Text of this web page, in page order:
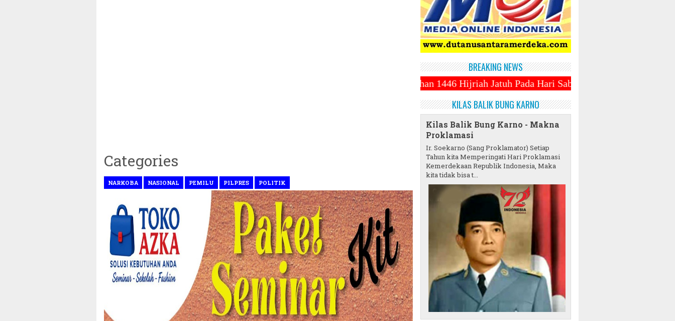
Categories
NARKOBA NASIONAL PEMILU PILPRES POLITIK
BREAKING NEWS
~||~ Muhammadiyah Tetapkan 1 Ramadhan 1446 Hijriah Jatuh Pada Hari Sabtu 1 Maret 2025 ~||~ 1 Syawal
KILAS BALIK BUNG KARNO
Kilas Balik Bung Karno - Makna
Proklamasi
Ir. Soekarno (Sang Proklamator) Setiap
Tahun kita Memperingati Hari Proklamasi
Kemerdekaan Republik Indonesia, Maka
kita tidak bisa t...